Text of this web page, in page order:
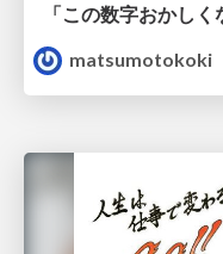
matsumotokoki